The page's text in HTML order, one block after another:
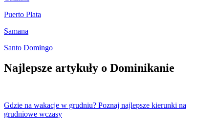
Puerto Plata
Samana
Santo Domingo
Najlepsze artykuły o Dominikanie
Gdzie na wakacje w grudniu? Poznaj najlepsze kierunki na
grudniowe wczasy